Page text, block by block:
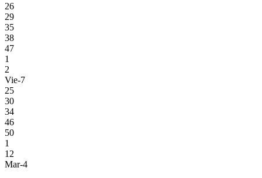
26
29
35
38
47
1
2
Vie-7
25
30
34
46
50
1
12
Mar-4